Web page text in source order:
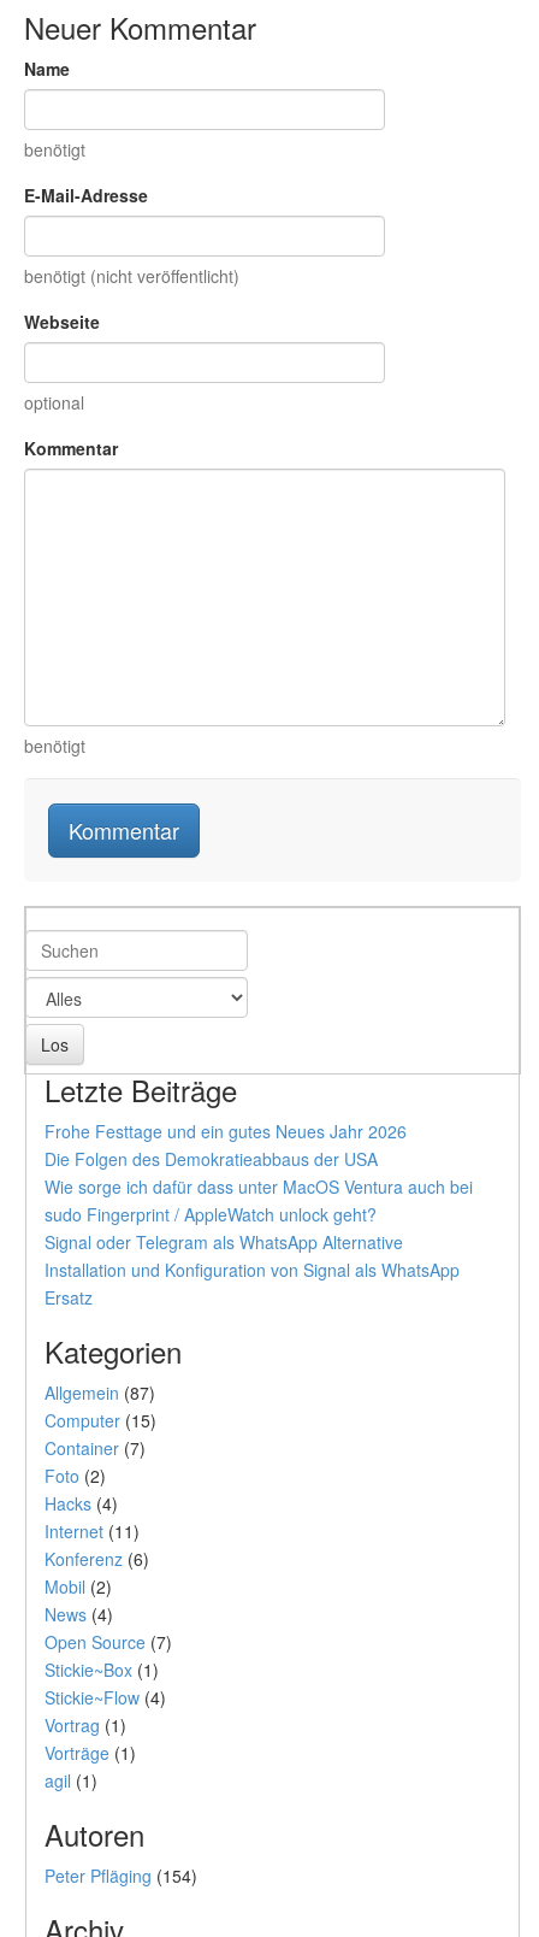
Neuer Kommentar
Name
benötigt
E-Mail-Adresse
benötigt (nicht veröffentlicht)
Webseite
optional
Kommentar
benötigt
Letzte Beiträge
Frohe Festtage und ein gutes Neues Jahr 2026
Die Folgen des Demokratieabbaus der USA
Wie sorge ich dafür dass unter MacOS Ventura auch bei
sudo Fingerprint / AppleWatch unlock geht?
Signal oder Telegram als WhatsApp Alternative
Installation und Konfiguration von Signal als WhatsApp
Ersatz
Kategorien
Allgemein (87)
Computer (15)
Container (7)
Foto (2)
Hacks (4)
Internet (11)
Konferenz (6)
Mobil (2)
News (4)
Open Source (7)
Stickie~Box (1)
Stickie~Flow (4)
Vortrag (1)
Vorträge (1)
agil (1)
Autoren
Peter Pfläging (154)